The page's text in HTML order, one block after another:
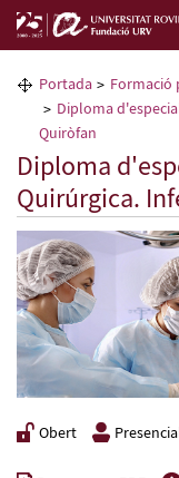
La Fundació URV
Formació permanent
Transferència de
Seleccioneu idioma
Portada
Formació
Diploma
Quiròfan
Diploma
Quirúrgica.
Obert